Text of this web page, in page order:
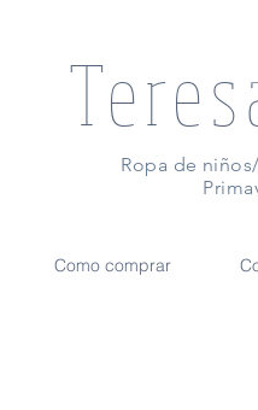
Ropa de
Como comprar